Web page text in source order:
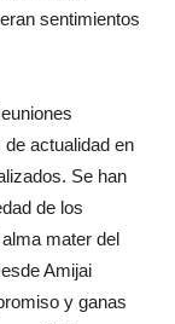
sentimientos
actualidad en
Se han
de los
mater del
Amijai
y ganas